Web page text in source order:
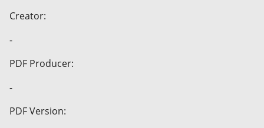
Creator:
-
PDF Producer:
-
PDF Version: